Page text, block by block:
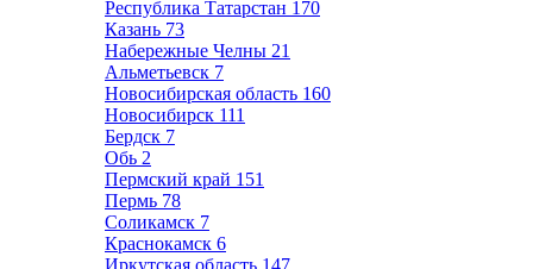
Республика Татарстан 170
Казань 73
Набережные Челны 21
Альметьевск 7
Новосибирская область 160
Новосибирск 111
Бердск 7
Обь 2
Пермский край 151
Пермь 78
Соликамск 7
Краснокамск 6
Иркутская область 147